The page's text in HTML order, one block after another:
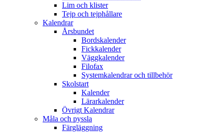
Lim och klister
Tejp och tejphållare
Kalendrar
Årsbundet
Bordskalender
Fickkalender
Väggkalender
Filofax
Systemkalendrar och tillbehör
Skolstart
Kalender
Lärarkalender
Övrigt Kalendrar
Måla och pyssla
Färgläggning